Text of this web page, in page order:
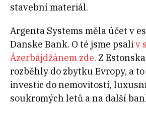
stavební materiál.
Argenta Systems měla účet v
Danske Bank. O té jsme psaliv
Ázerbájdžánem zde. Z
rozběhly do zbytku Evropy, a to
investic do nemovitostí,
soukromých letů a na další